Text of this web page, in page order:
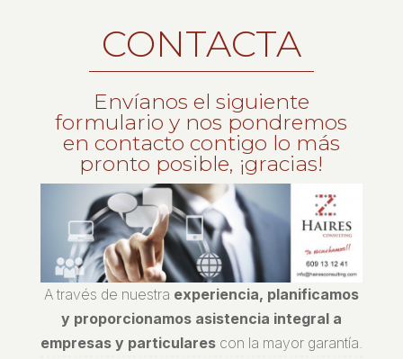
CONTACTA
Envíanos el siguiente
formulario y nos pondremos
en contacto contigo lo más
pronto posible, ¡gracias!
A través de nuestra experiencia, planificamos
y proporcionamos asistencia integral a
empresas y particularescon la mayor garantía.